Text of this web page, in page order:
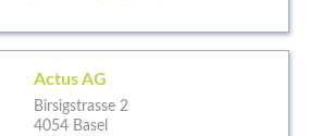
Actus AG
Birsigstrasse 2
4054 Basel